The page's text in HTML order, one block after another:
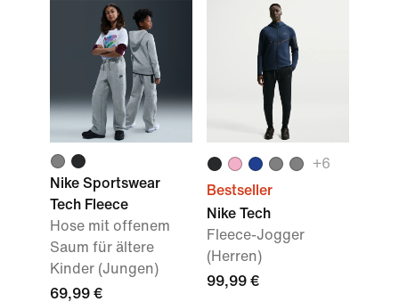
Nike Sportswear
Tech Fleece
Hose mit offenem
Saum für ältere
Kinder (Jungen)
69,99 €
+6
Bestseller
Nike Tech
Fleece-Jogger
(Herren)
99,99 €